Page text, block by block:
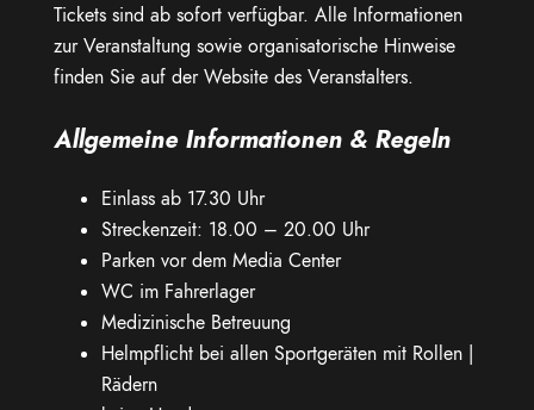
Tickets sind ab sofort verfügbar. Alle Informationen
zur Veranstaltung sowie organisatorische Hinweise
finden Sie auf der Website des Veranstalters.
Allgemeine Informationen & Regeln
Einlass ab 17.30 Uhr
Streckenzeit: 18.00 – 20.00 Uhr
Parken vor dem Media Center
WC im Fahrerlager
Medizinische Betreuung
Helmpflicht bei allen Sportgeräten mit Rollen |
Rädern